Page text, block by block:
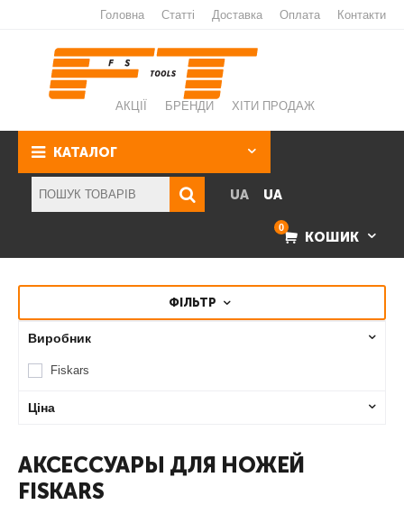
Головна Статті Доставка Оплата Контакти
АКЦІЇ БРЕНДИ ХІТИ ПРОДАЖ
КАТАЛОГ
UA UA
0
КОШИК
ФІЛЬТР
Виробник
Fiskars
Ціна
АКСЕССУАРЫ ДЛЯ НОЖЕЙ
FISKARS